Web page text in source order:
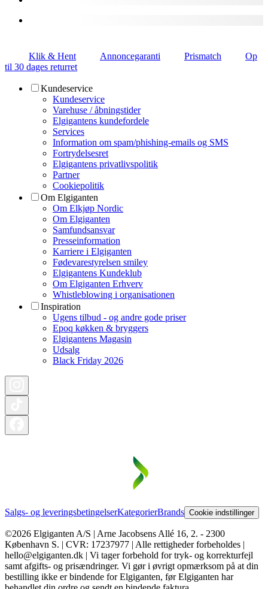
Klik & Hent Annoncegaranti Prismatch
Op
til 30 dages returret
Kundeservice
Kundeservice
Varehuse / åbningstider
Elgigantens kundefordele
Services
Information om spam/phishing-emails og SMS
Fortrydelsesret
Elgigantens privatlivspolitik
Partner
Cookiepolitik
Om Elgiganten
Om Elkjøp Nordic
Om Elgiganten
Samfundsansvar
Presseinformation
Karriere i Elgiganten
Fødevarestyrelsen smiley
Elgigantens Kundeklub
Om Elgiganten Erhverv
Whistleblowing i organisationen
Inspiration
Ugens tilbud - og andre gode priser
Epoq køkken & bryggers
Elgigantens Magasin
Udsalg
Black Friday 2026
Salgs- og leveringsbetingelserKategorierBrands Cookie indstillinger
©2026 Elgiganten A/S | Arne Jacobsens Allé 16, 2. - 2300
København S. | CVR: 17237977 | Alle rettigheder forbeholdes |
hello@elgiganten.dk | Vi tager forbehold for tryk- og korrekturfejl
samt afgifts- og prisændringer. Vi gør i øvrigt opmærksom på at din
bestilling ikke er bindende for Elgiganten, før Elgiganten har